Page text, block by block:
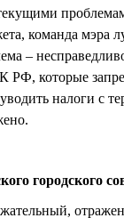
команда мэра
–
РФ, которые
налоги с
городского